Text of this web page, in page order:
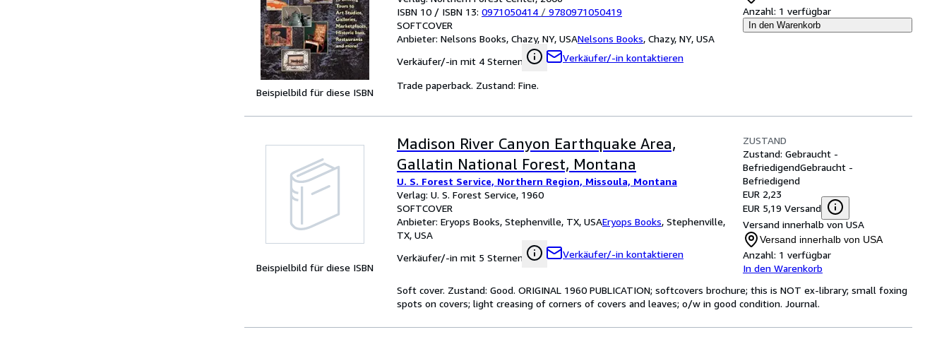
Beispielbild für diese ISBN
ISBN 10 / ISBN 13: 0971050414 / 9780971050419
SOFTCOVER
Anbieter: Nelsons Books, Chazy, NY, USANelsons Books, Chazy, NY, USA
Verkäufer/-in mit 4 Sternen
Verkäufer/-in kontaktieren
Anzahl: 1 verfügbar
In den Warenkorb
Trade paperback. Zustand: Fine.
Beispielbild für diese ISBN
Madison River Canyon Earthquake Area,
Gallatin National Forest, Montana
U. S. Forest Service, Northern Region, Missoula, Montana
Verlag: U. S. Forest Service, 1960
SOFTCOVER
Anbieter: Eryops Books, Stephenville, TX, USAEryops Books, Stephenville,
TX, USA
Verkäufer/-in mit 5 Sternen
Verkäufer/-in kontaktieren
ZUSTAND
Zustand: Gebraucht -
BefriedigendGebraucht -
Befriedigend
EUR 2,23
EUR 5,19 Versand
Versand innerhalb von USA
Versand innerhalb von USA
Anzahl: 1 verfügbar
In den Warenkorb
Soft cover. Zustand: Good. ORIGINAL 1960 PUBLICATION; softcovers brochure; this is NOT ex-library; small foxing
spots on covers; light creasing of corners of covers and leaves; o/w in good condition. Journal.